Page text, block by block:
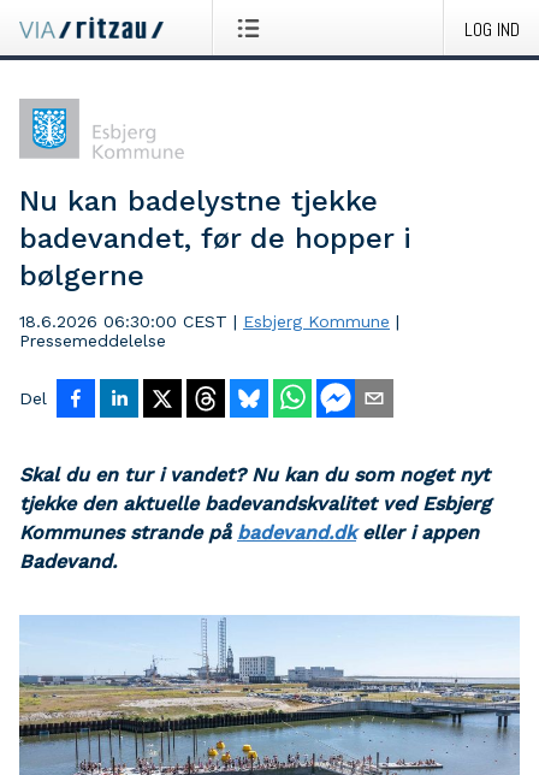
LOG IND
Nu kan badelystne tjekke
badevandet, før de hopper i
bølgerne
18.6.2026 06:30:00 CEST | Esbjerg Kommune |
Pressemeddelelse
Del
Skal du en tur i vandet? Nu kan du som noget nyt
tjekke den aktuelle badevandskvalitet ved Esbjerg
Kommunes strande på badevand.dkeller i appen
Badevand.